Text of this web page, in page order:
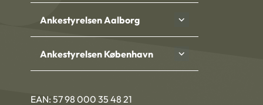
Ankestyrelsen Aalborg
Ankestyrelsen København
EAN: 57 98 000 35 48 21